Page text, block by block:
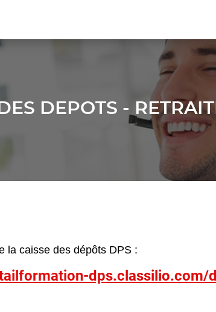
DEPOTS -
la caisse des dépôts DPS :
dps.classilio.com/